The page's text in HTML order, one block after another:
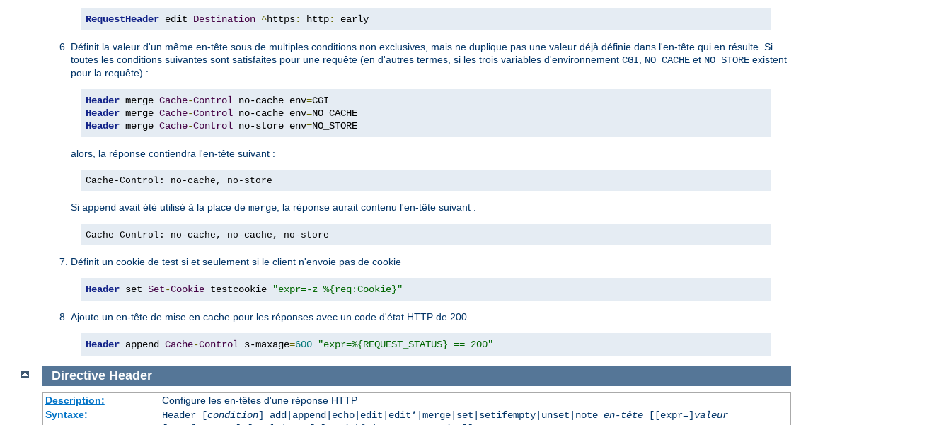
RequestHeader edit Destination ^https: http: early
Définit la valeur d'un même en-tête sous de multiples conditions non exclusives, mais ne duplique pas une valeur déjà définie dans l'en-tête qui en résulte. Si
toutes les conditions suivantes sont satisfaites pour une requête (en d'autres termes, si les trois variables d'environnement CGI NO_CACHE et NO_STORE existent
pour la requête) :
Header merge Cache-Control no-cache env=
Header merge Cache-Control no-cache env=
Header merge Cache-Control no-store env=NO_STORE
alors, la réponse contiendra l'en-tête suivant :
Cache-Control: no-cache, no-store
Si append avait été utilisé à la place de merge , la réponse aurait contenu l'en-tête suivant :
Cache-Control: no-cache, no-cache, no-store
Définit un cookie de test si et seulement si le client n'envoie pas de cookie
Header set Set-Cookie testcookie "expr=-z %{req:Cookie}"
Ajoute un en-tête de mise en cache pour les réponses avec un code d'état HTTP de 200
Header append Cache-Control s-maxage=600 "expr=%{REQUEST_STATUS} == 200"
Directive Header
Description:
Configure les en-têtes d'une réponse HTTP
Syntaxe:
Header [condition] add|append|echo|edit|edit*|merge|set|setifempty|unset|note en-tête[[expr=] valeur